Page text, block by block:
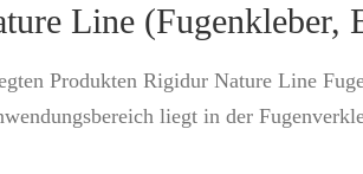
Line (Fugenkleber,
Produkten Rigidur Nature Line
liegt in der